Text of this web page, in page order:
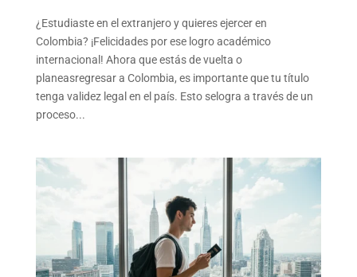
¿Estudiaste en el extranjero y quieres ejercer en
Colombia? ¡Felicidades por ese logro académico
internacional! Ahora que estás de vuelta o
planeasregresar a Colombia, es importante que tu título
tenga validez legal en el país. Esto selogra a través de un
proceso...